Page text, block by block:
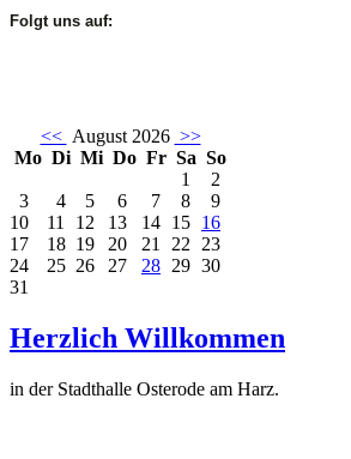
Folgt uns auf:
<< August 2026 >>
Mo Di Mi Do Fr Sa So
1
2
3
4 5 6 7 8
9
10
11 12 13 14 15 16
17
18 19 20 21 22 23
24
25 26 27 28 29 30
31
Herzlich Willkommen
in der Stadthalle Osterode am Harz.